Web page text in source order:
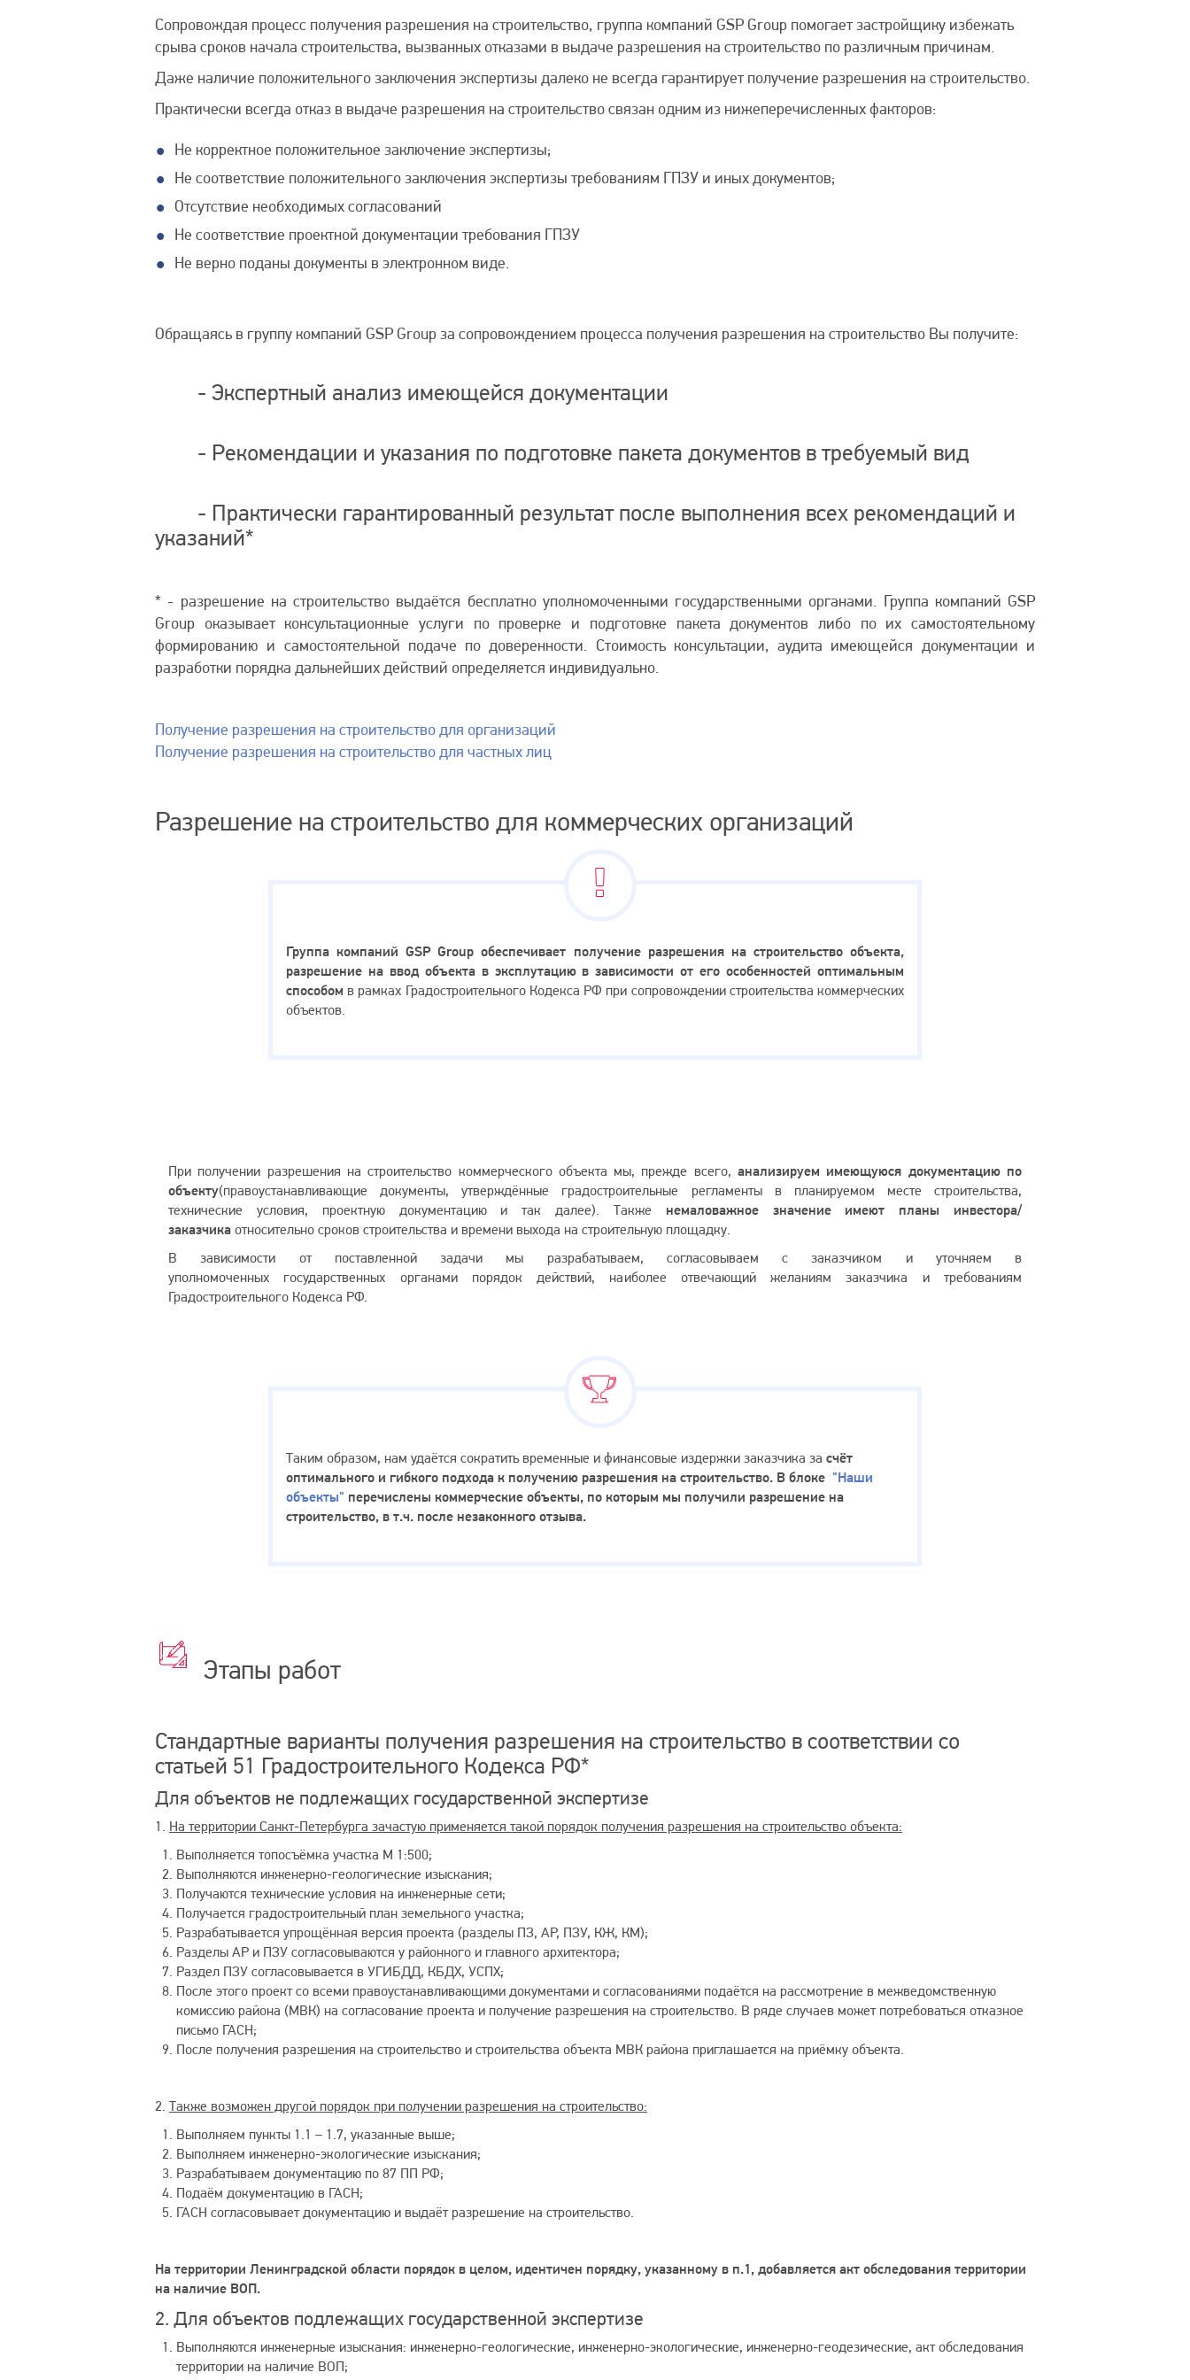
Сопровождая процесс получения разрешения на строительство, группа компаний GSP Group помогает застройщику избежать
срыва сроков начала строительства, вызванных отказами в выдаче разрешения на строительство по различным причинам.
Даже наличие положительного заключения экспертизы далеко не всегда гарантирует получение разрешения на строительство.
Практически всегда отказ в выдаче разрешения на строительство связан одним из нижеперечисленных факторов:
Не корректное положительное заключение экспертизы;
Не соответствие положительного заключения экспертизы требованиям ГПЗУ и иных документов;
Отсутствие необходимых согласований
Не соответствие проектной документации требования ГПЗУ
Не верно поданы документы в электронном виде.
Обращаясь в группу компаний GSP Group за сопровождением процесса получения разрешения на строительство Вы получите:
- Экспертный анализ имеющейся документации
- Рекомендации и указания по подготовке пакета документов в требуемый вид
- Практически гарантированный результат после выполнения всех рекомендаций и
указаний*
* - разрешение на строительство выдаётся бесплатно уполномоченными государственными органами. Группа компаний GSP
Group оказывает консультационные услуги по проверке и подготовке пакета документов либо по их самостоятельному
формированию и самостоятельной подаче по доверенности. Стоимость консультации, аудита имеющейся документации и
разработки порядка дальнейших действий определяется индивидуально.
Получение разрешения на строительство для организаций
Получение разрешения на строительство для частных лиц
Разрешение на строительство для коммерческих организаций
Внимание
Группа компаний GSP Group обеспечивает получение разрешения на строительство объекта,
разрешение на ввод объекта в эксплутацию в зависимости от его особенностей оптимальным
способом в рамках Градостроительного Кодекса РФ при сопровождении строительства коммерческих
объектов.
При получении разрешения на строительство коммерческого объекта мы, прежде всего,анализируем имеющуюся документацию по
объекту(правоустанавливающие документы, утверждённые градостроительные регламенты в планируемом месте строительства,
технические условия, проектную документацию и так далее). Также немаловажное значение имеют планы инвестора/
заказчика относительно сроков строительства и времени выхода на строительную площадку.
В зависимости от поставленной задачи мы разрабатываем, согласовываем с заказчиком и уточняем в
уполномоченных государственных органами порядок действий, наиболее отвечающий желаниям заказчика и требованиям
Градостроительного Кодекса РФ.
Достижения
Таким образом, нам удаётся сократить временные и финансовые издержки заказчика за счёт
оптимального и гибкого подхода к получению разрешения на строительство. В блоке "Наши
объекты" перечислены коммерческие объекты, по которым мы получили разрешение на
строительство, в т.ч. после незаконного отзыва.
работ
Этапы работ
Стандартные варианты получения разрешения на строительство в соответствии со
статьей 51 Градостроительного Кодекса РФ*
Для объектов не подлежащих государственной экспертизе
1. На территории Санкт-Петербурга зачастую применяется такой порядок получения разрешения на строительство объекта:
Выполняется топосъёмка участка М 1:500;
Выполняются инженерно-геологические изыскания;
Получаются технические условия на инженерные сети;
Получается градостроительный план земельного участка;
Разрабатывается упрощённая версия проекта (разделы ПЗ, АР, ПЗУ, КЖ, КМ);
Разделы АР и ПЗУ согласовываются у районного и главного архитектора;
Раздел ПЗУ согласовывается в УГИБДД, КБДХ, УСПХ;
После этого проект со всеми правоустанавливающими документами и согласованиями подаётся на рассмотрение в межведомственную
комиссию района (МВК) на согласование проекта и получение разрешения на строительство. В ряде случаев может потребоваться отказное
письмо ГАСН;
После получения разрешения на строительство и строительства объекта МВК района приглашается на приёмку объекта.
2. Также возможен другой порядок при получении разрешения на строительство:
Выполняем пункты 1.1 – 1.7, указанные выше;
Выполняем инженерно-экологические изыскания;
Разрабатываем документацию по 87 ПП РФ;
Подаём документацию в ГАСН;
ГАСН согласовывает документацию и выдаёт разрешение на строительство.
На территории Ленинградской области порядок в целом, идентичен порядку, указанному в п.1, добавляется акт обследования территории
на наличие ВОП.
2. Для объектов подлежащих государственной экспертизе
Выполняются инженерные изыскания: инженерно-геологические, инженерно-экологические, инженерно-геодезические, акт обследования
территории на наличие ВОП;